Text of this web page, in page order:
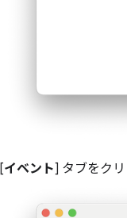
[イベント] タブをク